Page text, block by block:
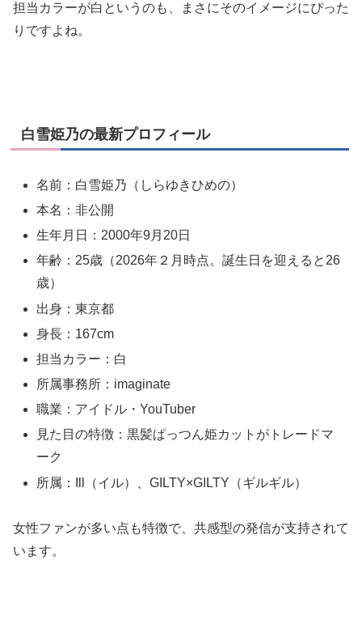
担当カラーが白というのも、まさにそのイメージにぴった
りですよね。
白雪姫乃の最新プロフィール
名前：白雪姫乃（しらゆきひめの）
本名：非公開
生年月日：2000年9月20日
年齢：25歳（2026年２月時点。誕生日を迎えると26
歳）
出身：東京都
身長：167cm
担当カラー：白
所属事務所：imaginate
職業：アイドル・YouTuber
見た目の特徴：黒髪ぱっつん姫カットがトレードマ
ーク
所属：Ill（イル）、GILTY×GILTY（ギルギル）
女性ファンが多い点も特徴で、共感型の発信が支持されて
います。